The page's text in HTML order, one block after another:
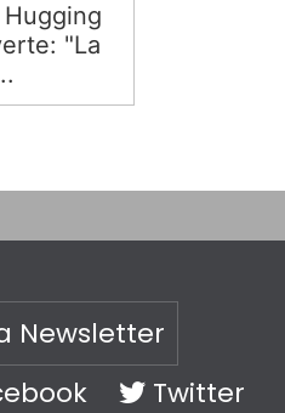
Hugging
"La
Newsletter
Twitter